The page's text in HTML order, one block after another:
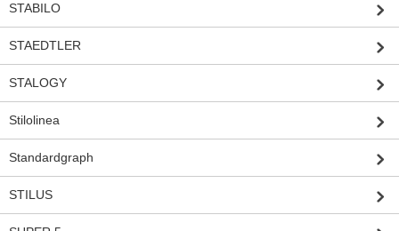
STABILO
STAEDTLER
STALOGY
Stilolinea
Standardgraph
STILUS